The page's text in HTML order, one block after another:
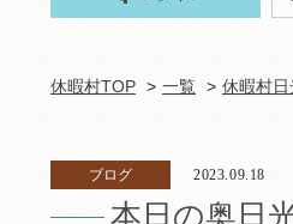
休暇村TOP 一覧 休暇村
ブログ 2023.09.18
本日の奥日